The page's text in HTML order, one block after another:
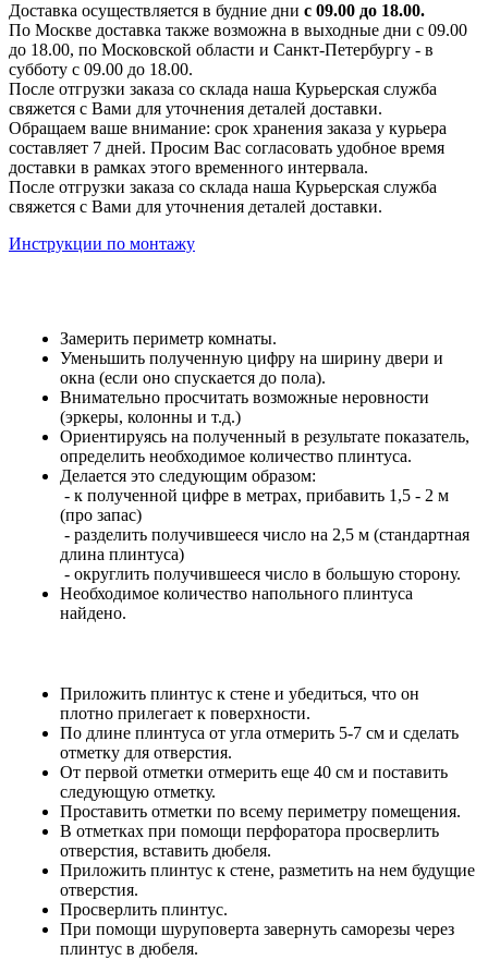
Доставка осуществляется в будние дни с 09.00 до 18.00.
По Москве доставка также возможна в выходные дни с 09.00
до 18.00, по Московской области и Санкт-Петербургу - в
субботу с 09.00 до 18.00.
После отгрузки заказа со склада наша Курьерская служба
свяжется с Вами для уточнения деталей доставки.
Обращаем ваше внимание: срок хранения заказа у курьера
составляет 7 дней. Просим Вас согласовать удобное время
доставки в рамках этого временного интервала.
После отгрузки заказа со склада наша Курьерская служба
свяжется с Вами для уточнения деталей доставки.
Инструкции по монтажу
Замерить периметр комнаты.
Уменьшить полученную цифру на ширину двери и
окна (если оно спускается до пола).
Внимательно просчитать возможные неровности
(эркеры, колонны и т.д.)
Ориентируясь на полученный в результате показатель,
определить необходимое количество плинтуса.
Делается это следующим образом:
- к полученной цифре в метрах, прибавить 1,5 - 2 м
(про запас)
- разделить получившееся число на 2,5 м (стандартная
длина плинтуса)
- округлить получившееся число в большую сторону.
Необходимое количество напольного плинтуса
найдено.
Приложить плинтус к стене и убедиться, что он
плотно прилегает к поверхности.
По длине плинтуса от угла отмерить 5-7 см и сделать
отметку для отверстия.
От первой отметки отмерить еще 40 см и поставить
следующую отметку.
Проставить отметки по всему периметру помещения.
В отметках при помощи перфоратора просверлить
отверстия, вставить дюбеля.
Приложить плинтус к стене, разметить на нем будущие
отверстия.
Просверлить плинтус.
При помощи шуруповерта завернуть саморезы через
плинтус в дюбеля.